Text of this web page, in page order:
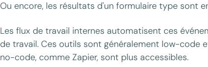
Ou encore, les résultats d'un formulaire type sont
Les flux de travail internes automatisent ces
de travail. Ces outils sont généralement low-code
no-code, comme Zapier, sont plus accessibles.